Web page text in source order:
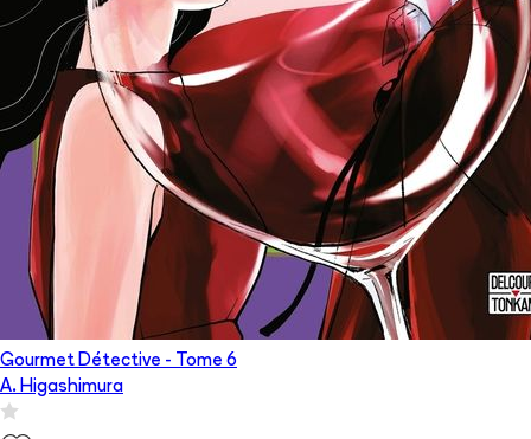
Gourmet Détective - Tome 6
A. Higashimura